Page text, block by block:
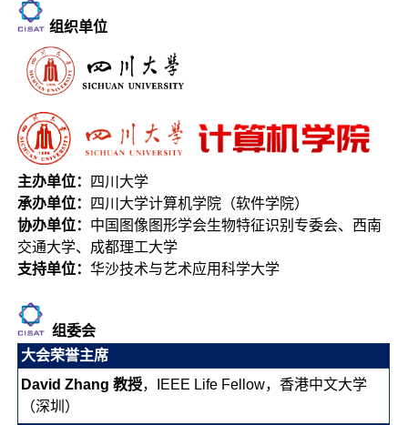
组织单位
主办单位：
四川大学
承办单位：
四川大学计算机学院（软件学院）
协办单位： 中国图像图形学会生物特征识别专委会、西南
交通大学、成都理工大学
支持单位：华沙技术与艺术应用科学大学
组委会
大会荣誉主席
David Zhang 教授，IEEE Life Fellow，香港中文大学
（深圳）